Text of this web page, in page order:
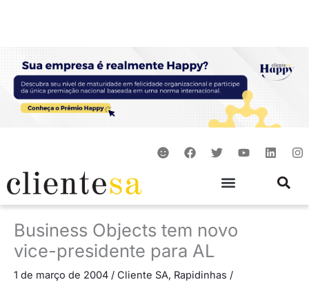
S
m
F
a
o
k
T
w
e
Y
o
b
L
i
d
I
n
g
Business Objects tem novo
vice-presidente para AL
1 de março de 2004 / Cliente SA, Rapidinhas /